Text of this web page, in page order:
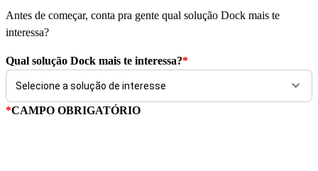
Antes de começar, conta pra gente qual solução Dock mais te
interessa?
Qual solução Dock mais te interessa?*
*CAMPO OBRIGATÓRIO